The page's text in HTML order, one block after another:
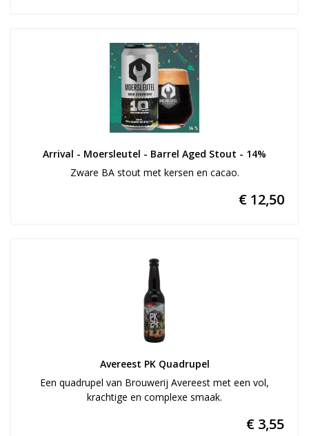
Arrival - Moersleutel - Barrel Aged Stout - 14%
Zware BA stout met kersen en cacao.
€ 12,50
Avereest PK Quadrupel
Een quadrupel van Brouwerij Avereest met een vol,
krachtige en complexe smaak.
€ 3,55